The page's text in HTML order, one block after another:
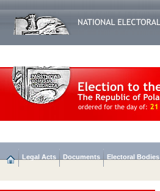
Legal Acts Documents Electoral Bodies